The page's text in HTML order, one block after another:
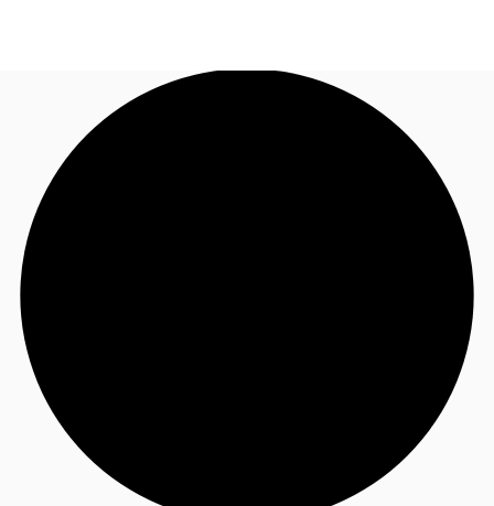
オフィス・事務所
倉庫・物流センター
お電話